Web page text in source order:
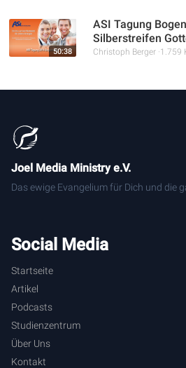
50:38
ASI Tagung
Silberstreifen
Christoph Berger 1.759
Joel Media Ministry e.V.
Das ewige Evangelium für Dich und die
Social Media
Startseite
Artikel
Podcasts
Studienzentrum
Über Uns
Kontakt